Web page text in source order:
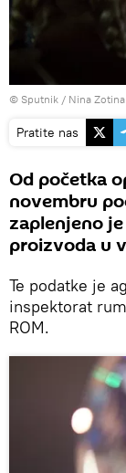
© Sputnik / Nina Zotina
Pratite nas
Od početka
novembru
zaplenjeno
proizvoda u
Te podatke je
inspektorat
ROM.